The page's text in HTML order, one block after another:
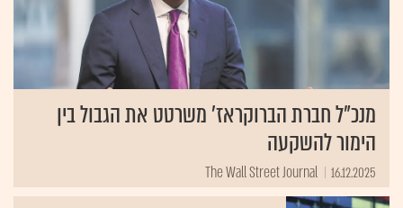
מנכ"ל חברת הברוקראז' משרטט את הגבול בין
הימור להשקעה
16.12.2025
The Wall Street Journal